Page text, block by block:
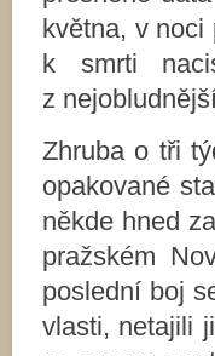
května, v noci
k smrti
z
Zhruba o tři
opakované
někde hned
pražském
poslední boj
vlasti, netajili